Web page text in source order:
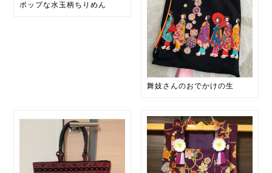
ポップな水玉柄ちりめん
舞妓さんのおでかけの生